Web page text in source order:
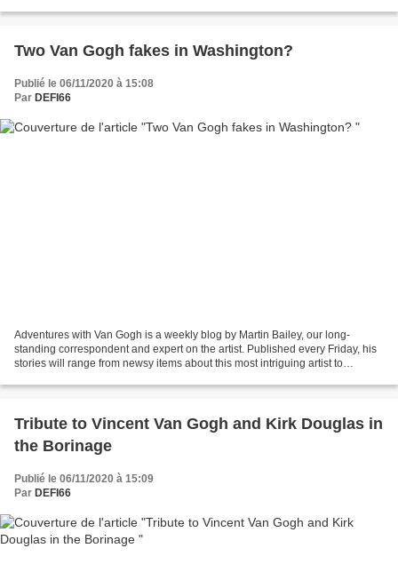
Two Van Gogh fakes in Washington?
Publié le 06/11/2020 à 15:08
Par DEFI66
Adventures with Van Gogh is a weekly blog by Martin Bailey, our long-
standing correspondent and expert on the artist. Published every Friday, his
stories will range from newsy items about this most intriguing artist to
Tribute to Vincent Van Gogh and Kirk Douglas in
the Borinage
Publié le 06/11/2020 à 15:09
Par DEFI66